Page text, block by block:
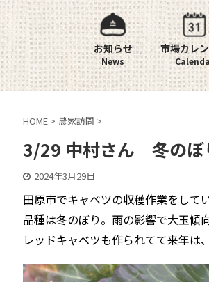
お知らせ 市場カレ
HOME > 農家訪問 >
3/29 中村さん 冬のぼ
2024年3月29日
田原市でキャベツの収穫作業をして
品種は冬のぼり。雨の影響で大玉傾
レッドキャベツも作られてて来年は